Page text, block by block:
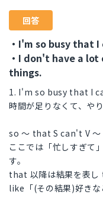
回答
・I'm so busy that
・I don't have a
things.
1. I'm so busy that I
時間が足りなくて、や
so ～ that S can't V ～
ここでは「忙しすぎて
す。
that 以降は結果を表
like「(その結果)好きな